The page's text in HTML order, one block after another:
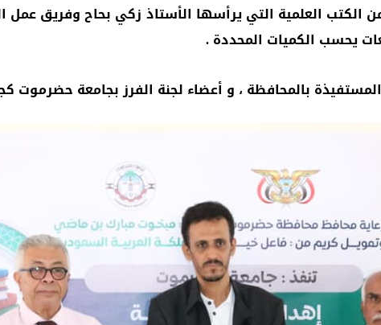
الكتب العلمية التي يرأسها الأستاذ زكي بحاح وفريق
يحسب الكميات المحددة .
بالمحافظة ، و أعضاء لجنة الفرز بجامعة حضرموت